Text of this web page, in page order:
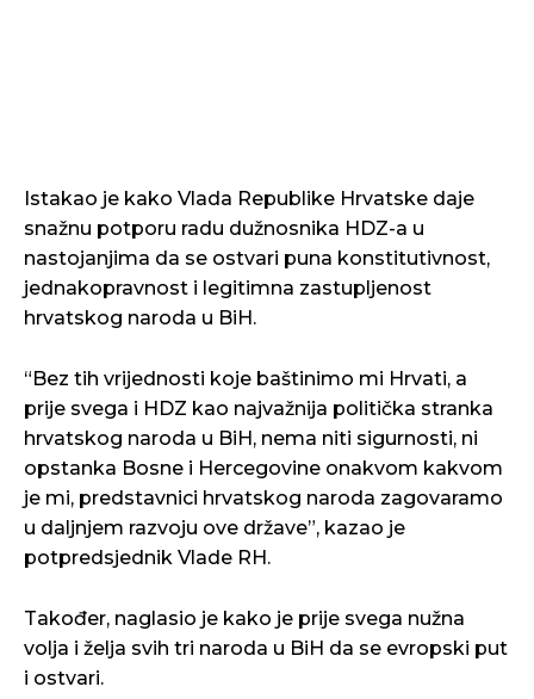
Istakao je kako Vlada Republike Hrvatske daje
snažnu potporu radu dužnosnika HDZ-a u
nastojanjima da se ostvari puna konstitutivnost,
jednakopravnost i legitimna zastupljenost
hrvatskog naroda u BiH.
“Bez tih vrijednosti koje baštinimo mi Hrvati, a
prije svega i HDZ kao najvažnija politička stranka
hrvatskog naroda u BiH, nema niti sigurnosti, ni
opstanka Bosne i Hercegovine onakvom kakvom
je mi, predstavnici hrvatskog naroda zagovaramo
u daljnjem razvoju ove države”, kazao je
potpredsjednik Vlade RH.
Također, naglasio je kako je prije svega nužna
volja i želja svih tri naroda u BiH da se evropski put
i ostvari.